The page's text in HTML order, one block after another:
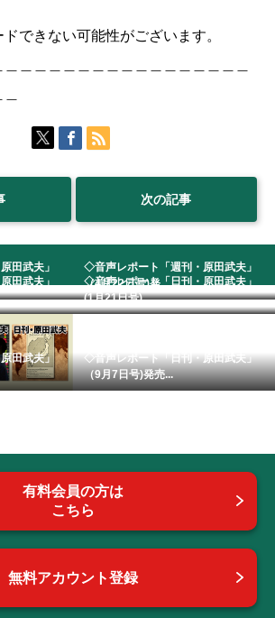
できない可能性がございます。
次の記事
田武夫」
◇音声レポート「週刊・原田武夫」
（4月22日号)発...
田武夫」
◇音声レポート「日刊・原田武夫」
(1月21日号)...
田武夫」
◇音声レポート「日刊・原田武夫」
（9月7日号)発売...
有料会員の方は
こちら
無料アカウント登録